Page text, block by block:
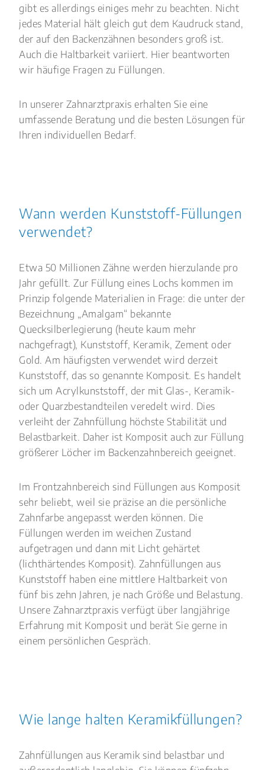
gibt es allerdings einiges mehr zu beachten. Nicht
jedes Material hält gleich gut dem Kaudruck stand,
der auf den Backenzähnen besonders groß ist.
Auch die Haltbarkeit variiert. Hier beantworten
wir häufige Fragen zu Füllungen.
In unserer Zahnarztpraxis erhalten Sie eine
umfassende Beratung und die besten Lösungen für
Ihren individuellen Bedarf.
Wann werden Kunststoff-Füllungen
verwendet?
Etwa 50 Millionen Zähne werden hierzulande pro
Jahr gefüllt. Zur Füllung eines Lochs kommen im
Prinzip folgende Materialien in Frage: die unter der
Bezeichnung „Amalgam“ bekannte
Quecksilberlegierung (heute kaum mehr
nachgefragt), Kunststoff, Keramik, Zement oder
Gold. Am häufigsten verwendet wird derzeit
Kunststoff, das so genannte Komposit. Es handelt
sich um Acrylkunststoff, der mit Glas-, Keramik-
oder Quarzbestandteilen veredelt wird. Dies
verleiht der Zahnfüllung höchste Stabilität und
Belastbarkeit. Daher ist Komposit auch zur Füllung
größerer Löcher im Backenzahnbereich geeignet.
Im Frontzahnbereich sind Füllungen aus Komposit
sehr beliebt, weil sie präzise an die persönliche
Zahnfarbe angepasst werden können. Die
Füllungen werden im weichen Zustand
aufgetragen und dann mit Licht gehärtet
(lichthärtendes Komposit). Zahnfüllungen aus
Kunststoff haben eine mittlere Haltbarkeit von
fünf bis zehn Jahren, je nach Größe und Belastung.
Unsere Zahnarztpraxis verfügt über langjährige
Erfahrung mit Komposit und berät Sie gerne in
einem persönlichen Gespräch.
Wie lange halten Keramikfüllungen?
Zahnfüllungen aus Keramik sind belastbar und